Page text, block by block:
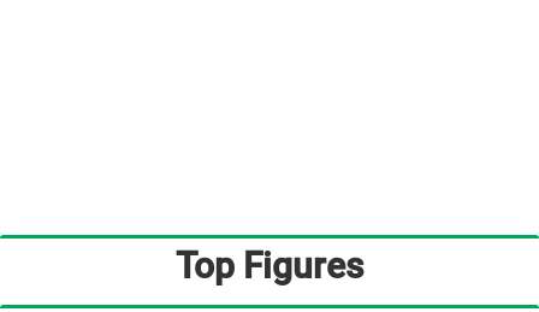
Top Figures